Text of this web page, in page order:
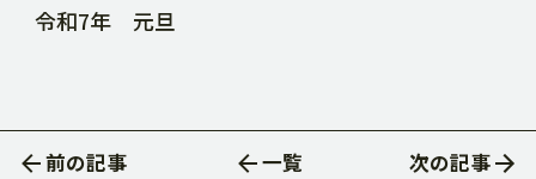
令和7年 元旦
前の記事 一覧 次の記事